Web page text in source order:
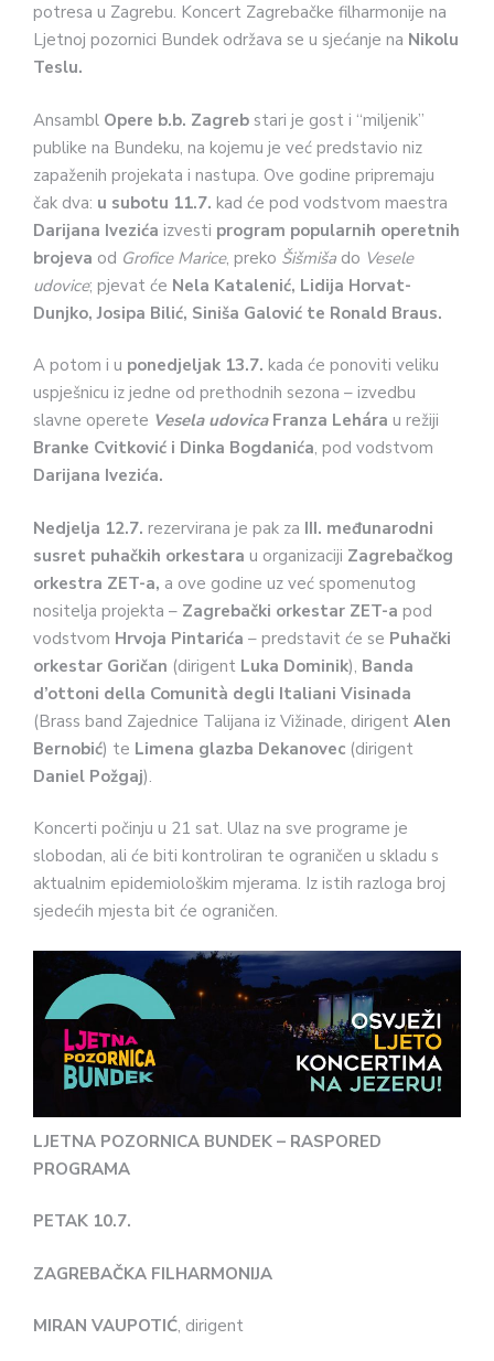
potresa u Zagrebu. Koncert Zagrebačke filharmonije na
Ljetnoj pozornici Bundek održava se u sjećanje na Nikolu
Teslu.
Ansambl Opere b.b. Zagreb stari je gost i “miljenik”
publike na Bundeku, na kojemu je već predstavio niz
zapaženih projekata i nastupa. Ove godine pripremaju
čak dva: u subotu 11.7. kad će pod vodstvom maestra
Darijana Ivezića izvesti program popularnih operetnih
brojeva od Grofice Marice, preko Šišmiša do Vesele
udovice; pjevat će Nela Katalenić, Lidija Horvat-
Dunjko, Josipa Bilić, Siniša Galović te Ronald Braus.
A potom i u ponedjeljak 13.7. kada će ponoviti veliku
uspješnicu iz jedne od prethodnih sezona – izvedbu
slavne operete Vesela udovicaFranza Lehára u režiji
Branke Cvitković i Dinka Bogdanića, pod vodstvom
Darijana Ivezića.
Nedjelja 12.7. rezervirana je pak za III. međunarodni
susret puhačkih orkestara u organizaciji Zagrebačkog
orkestra ZET-a, a ove godine uz već spomenutog
nositelja projekta – Zagrebački orkestar ZET-a pod
vodstvom Hrvoja Pintarića – predstavit će se Puhački
orkestar Goričan (dirigent Luka Dominik), Banda
d’ottoni della Comunità degli Italiani Visinada
(Brass band Zajednice Talijana iz Vižinade, dirigent Alen
Bernobić) te Limena glazba Dekanovec (dirigent
Daniel Požgaj).
Koncerti počinju u 21 sat. Ulaz na sve programe je
slobodan, ali će biti kontroliran te ograničen u skladu s
aktualnim epidemiološkim mjerama. Iz istih razloga broj
sjedećih mjesta bit će ograničen.
LJETNA POZORNICA BUNDEK – RASPORED
PROGRAMA
PETAK 10.7.
ZAGREBAČKA FILHARMONIJA
MIRAN VAUPOTIĆ, dirigent